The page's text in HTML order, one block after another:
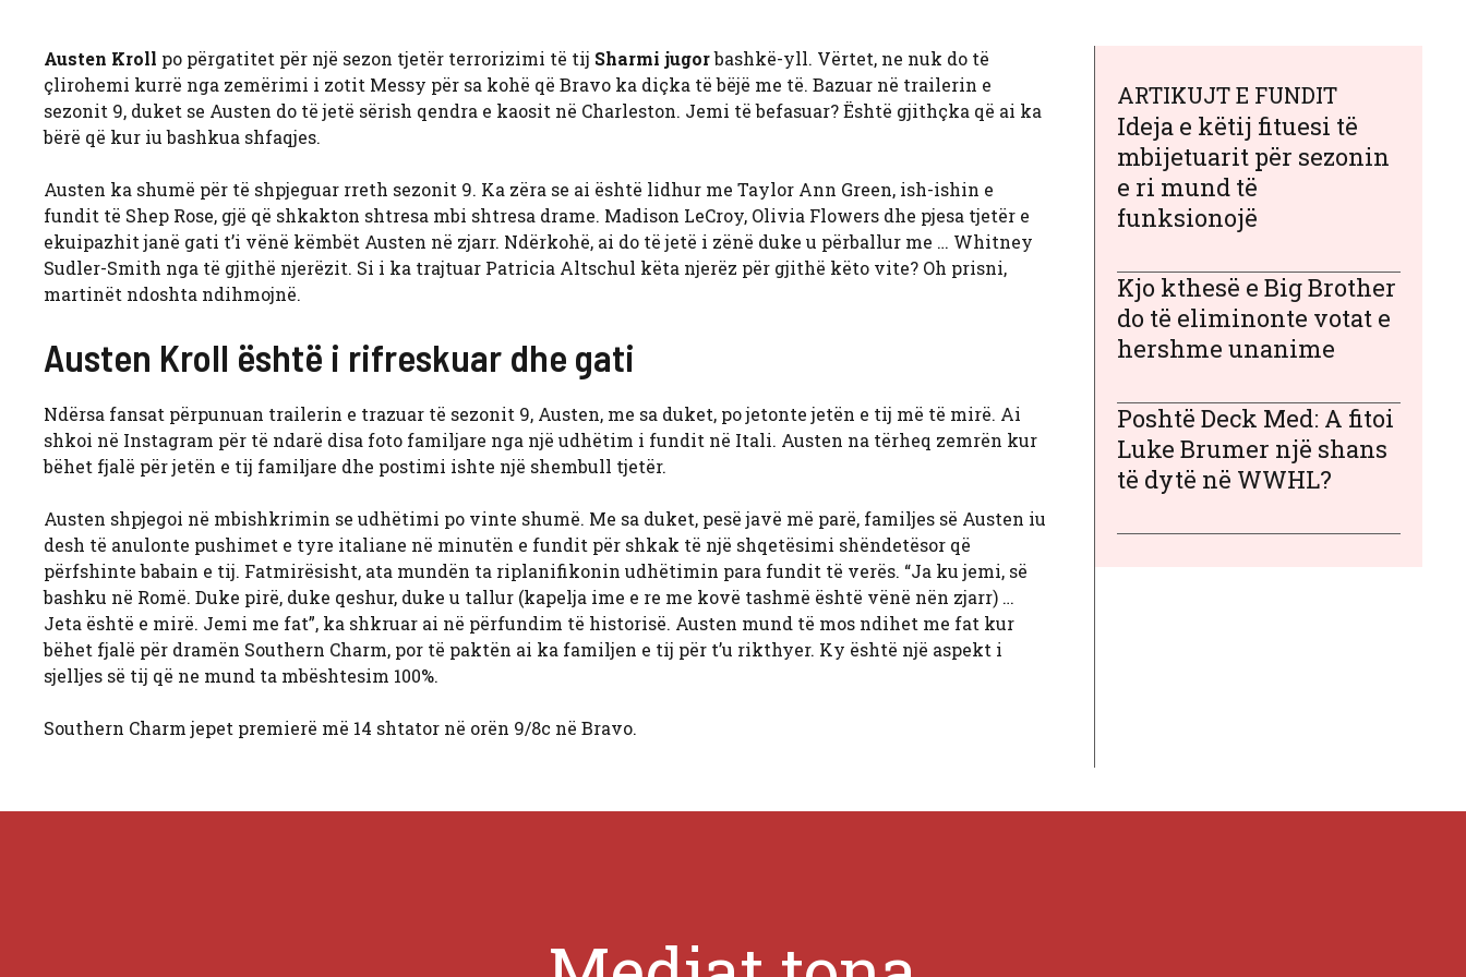
Austen Kroll po përgatitet për një sezon tjetër terrorizimi të tij Sharmi jugorbashkë-yll. Vërtet, ne nuk do të
çlirohemi kurrë nga zemërimi i zotit Messy për sa kohë që Bravo ka diçka të bëjë me të. Bazuar në trailerin e
sezonit 9, duket se Austen do të jetë sërish qendra e kaosit në Charleston. Jemi të befasuar? Është gjithçka që ai ka
bërë që kur iu bashkua shfaqjes.
Austen ka shumë për të shpjeguar rreth sezonit 9. Ka zëra se ai është lidhur me Taylor Ann Green, ish-ishin e
fundit të Shep Rose, gjë që shkakton shtresa mbi shtresa drame. Madison LeCroy, Olivia Flowers dhe pjesa tjetër e
ekuipazhit janë gati t’i vënë këmbët Austen në zjarr. Ndërkohë, ai do të jetë i zënë duke u përballur me … Whitney
Sudler-Smith nga të gjithë njerëzit. Si i ka trajtuar Patricia Altschul këta njerëz për gjithë këto vite? Oh prisni,
martinët ndoshta ndihmojnë.
Austen Kroll është i rifreskuar dhe gati
Ndërsa fansat përpunuan trailerin e trazuar të sezonit 9, Austen, me sa duket, po jetonte jetën e tij më të mirë. Ai
shkoi në Instagram për të ndarë disa foto familjare nga një udhëtim i fundit në Itali. Austen na tërheq zemrën kur
bëhet fjalë për jetën e tij familjare dhe postimi ishte një shembull tjetër.
Austen shpjegoi në mbishkrimin se udhëtimi po vinte shumë. Me sa duket, pesë javë më parë, familjes së Austen iu
desh të anulonte pushimet e tyre italiane në minutën e fundit për shkak të një shqetësimi shëndetësor që
përfshinte babain e tij. Fatmirësisht, ata mundën ta riplanifikonin udhëtimin para fundit të verës. “Ja ku jemi, së
bashku në Romë. Duke pirë, duke qeshur, duke u tallur (kapelja ime e re me kovë tashmë është vënë nën zjarr) …
Jeta është e mirë. Jemi me fat”, ka shkruar ai në përfundim të historisë. Austen mund të mos ndihet me fat kur
bëhet fjalë për dramën Southern Charm, por të paktën ai ka familjen e tij për t’u rikthyer. Ky është një aspekt i
sjelljes së tij që ne mund ta mbështesim 100%.
Southern Charm jepet premierë më 14 shtator në orën 9/8c në Bravo.
ARTIKUJT E FUNDIT
Ideja e këtij fituesi të
mbijetuarit për sezonin
e ri mund të
funksionojë
Kjo kthesë e Big Brother
do të eliminonte votat e
hershme unanime
Poshtë Deck Med: A fitoi
Luke Brumer një shans
të dytë në WWHL?